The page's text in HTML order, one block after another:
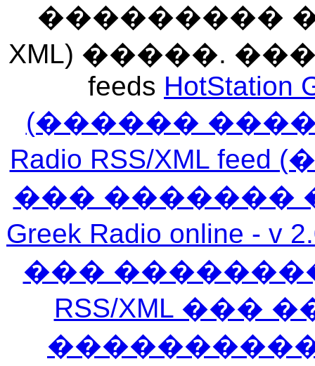
��������� ���
XML) �����.
feeds HotStation
(������
Radio RSS/XML
��� �������
Greek Radio
���
RSS/XML